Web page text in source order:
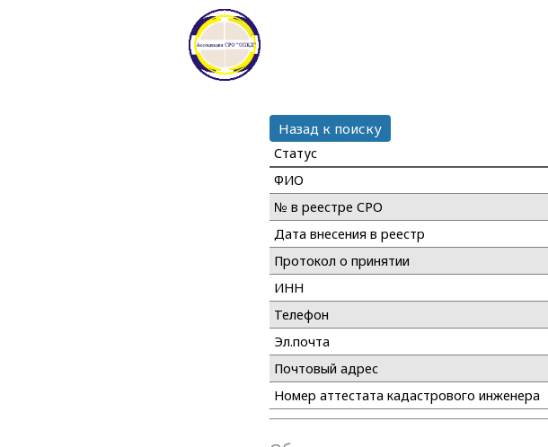
Назад к поиску
Статус
ФИО
№ в реестре СРО
Дата внесения в реестр
Протокол о принятии
ИНН
Телефон
Эл.почта
Почтовый адрес
Номер аттестата кадастрового инженера